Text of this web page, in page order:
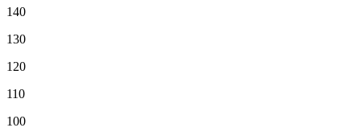
140
130
120
110
100